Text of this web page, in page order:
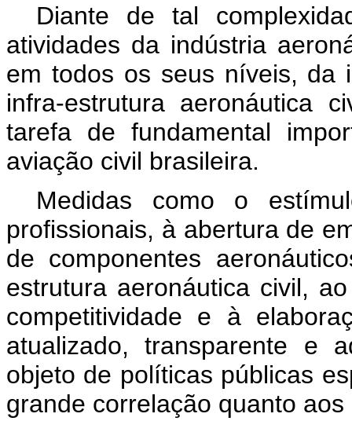
Diante de tal
atividades da indústria
em todos os seus níveis, da
infra-estrutura aeronáutica
tarefa de fundamental
aviação civil brasileira.
Medidas como o
profissionais, à abertura de
de componentes
estrutura aeronáutica civil,
competitividade e à
atualizado, transparente e
objeto de políticas públicas
grande correlação quanto